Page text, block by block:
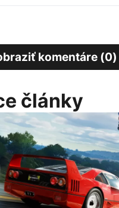
komentáre (0)
články